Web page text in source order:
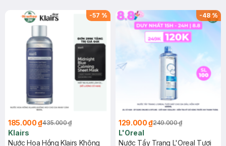
-57 %
185.000 ₫435.000 ₫
Klairs
Nước Hoa Hồng Klairs Không
-48%
129.000 ₫249.000 ₫
L'Oreal
Nước Tẩy Trang L'Oreal Tươi